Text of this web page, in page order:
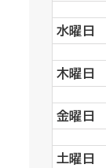
水曜日
木曜日
金曜日
土曜日